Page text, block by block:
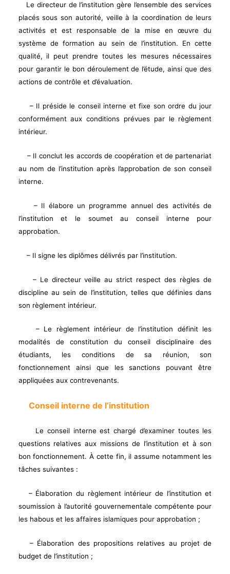
Le directeur de l’institution gère l’ensemble des services
placés sous son autorité, veille à la coordination de leurs
activités et est responsable de la mise en œuvre du
système de formation au sein de l’institution. En cette
qualité, il peut prendre toutes les mesures nécessaires
pour garantir le bon déroulement de l’étude, ainsi que des
actions de contrôle et d’évaluation.
– Il préside le conseil interne et fixe son ordre du jour
conformément aux conditions prévues par le règlement
intérieur.
– Il conclut les accords de coopération et de partenariat
au nom de l’institution après l’approbation de son conseil
interne.
– Il élabore un programme annuel des activités de
l’institution et le soumet au conseil interne pour
approbation.
– Il signe les diplômes délivrés par l’institution.
– Le directeur veille au strict respect des règles de
discipline au sein de l’institution, telles que définies dans
son règlement intérieur.
– Le règlement intérieur de l’institution définit les
modalités de constitution du conseil disciplinaire des
étudiants, les conditions de sa réunion, son
fonctionnement ainsi que les sanctions pouvant être
appliquées aux contrevenants.
Conseil interne de l’institution
Le conseil interne est chargé d’examiner toutes les
questions relatives aux missions de l’institution et à son
bon fonctionnement. À cette fin, il assume notamment les
tâches suivantes :
– Élaboration du règlement intérieur de l’institution et
soumission à l’autorité gouvernementale compétente pour
les habous et les affaires islamiques pour approbation ;
– Élaboration des propositions relatives au projet de
budget de l’institution ;